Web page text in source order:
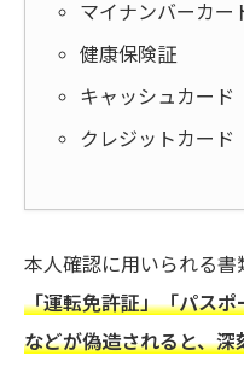
マイナンバーカー
健康保険証
キャッシュカード
クレジットカー
本人確認に用いられる書
「運転免許証」「パス
などが偽造されると、深